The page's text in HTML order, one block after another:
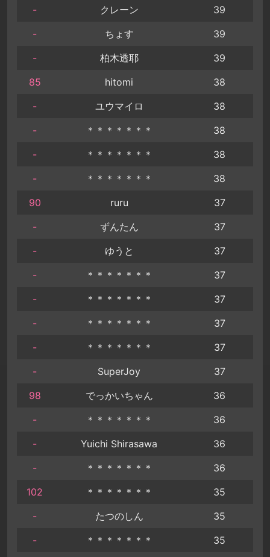
-
クレーン
39
-
ちょす
39
-
柏木透耶
39
85
hitomi
38
-
ユウマイロ
38
-
＊＊＊＊＊＊＊
38
-
＊＊＊＊＊＊＊
38
-
＊＊＊＊＊＊＊
38
90
ruru
37
-
ずんたん
37
-
ゆうと
37
-
＊＊＊＊＊＊＊
37
-
＊＊＊＊＊＊＊
37
-
＊＊＊＊＊＊＊
37
-
＊＊＊＊＊＊＊
37
-
SuperJoy
37
98
でっかいちゃん
36
-
＊＊＊＊＊＊＊
36
-
Yuichi Shirasawa
36
-
＊＊＊＊＊＊＊
36
102
＊＊＊＊＊＊＊
35
-
たつのしん
35
-
＊＊＊＊＊＊＊
35